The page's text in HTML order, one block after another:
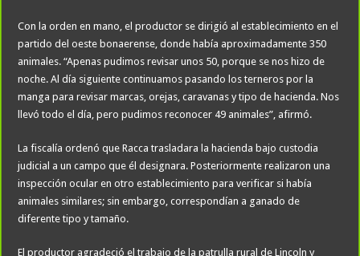
Con la orden en mano, el productor se dirigió al establecimiento en el
partido del oeste bonaerense, donde había aproximadamente 350
animales. “Apenas pudimos revisar unos 50, porque se nos hizo de
noche. Al día siguiente continuamos pasando los terneros por la
manga para revisar marcas, orejas, caravanas y tipo de hacienda. Nos
llevó todo el día, pero pudimos reconocer 49 animales”, afirmó.
La fiscalía ordenó que Racca trasladara la hacienda bajo custodia
judicial a un campo que él designara. Posteriormente realizaron una
inspección ocular en otro establecimiento para verificar si había
animales similares; sin embargo, correspondían a ganado de
diferente tipo y tamaño.
El productor agradeció el trabajo de la patrulla rural de Lincoln y